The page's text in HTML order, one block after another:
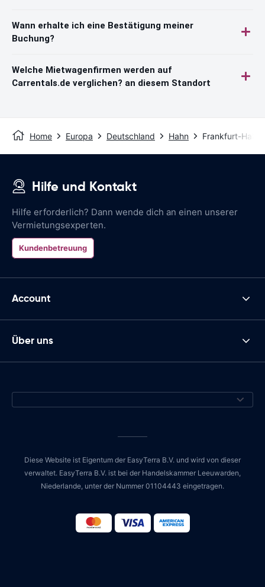
Wann erhalte ich eine Bestätigung meiner
Buchung?
Welche Mietwagenfirmen werden auf
Carrentals.de verglichen? an diesem Standort
Home Europa Deutschland Hahn Frankfurt-Hahn
Hilfe und Kontakt
Hilfe erforderlich? Dann wende dich an einen unserer
Vermietungsexperten.
Kundenbetreuung
Account
Über uns
Diese Website ist Eigentum der EasyTerra B.V. und wird von dieser
verwaltet. EasyTerra B.V. ist bei der Handelskammer Leeuwarden,
Niederlande, unter der Nummer 01104443 eingetragen.